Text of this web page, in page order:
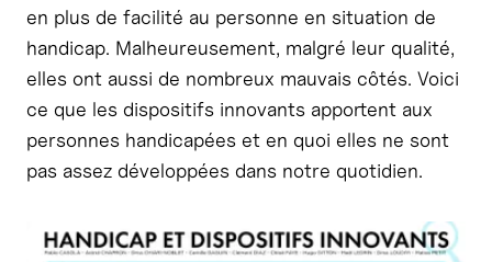
en plus de facilité au personne en situation de
handicap. Malheureusement, malgré leur qualité,
elles ont aussi de nombreux mauvais côtés. Voici
ce que les dispositifs innovants apportent aux
personnes handicapées et en quoi elles ne sont
pas assez développées dans notre quotidien.
Agrandir l'image